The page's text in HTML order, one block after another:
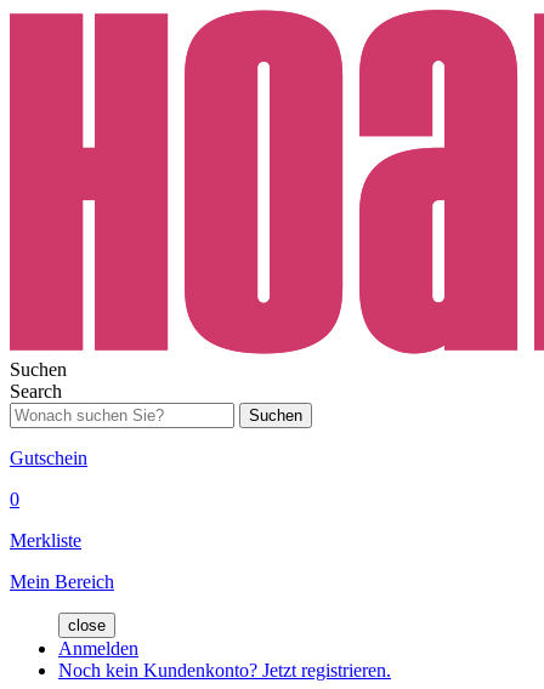
Suchen
Search
Suchen
Gutschein
0
Merkliste
Mein Bereich
close
Anmelden
Noch kein Kundenkonto? Jetzt registrieren.